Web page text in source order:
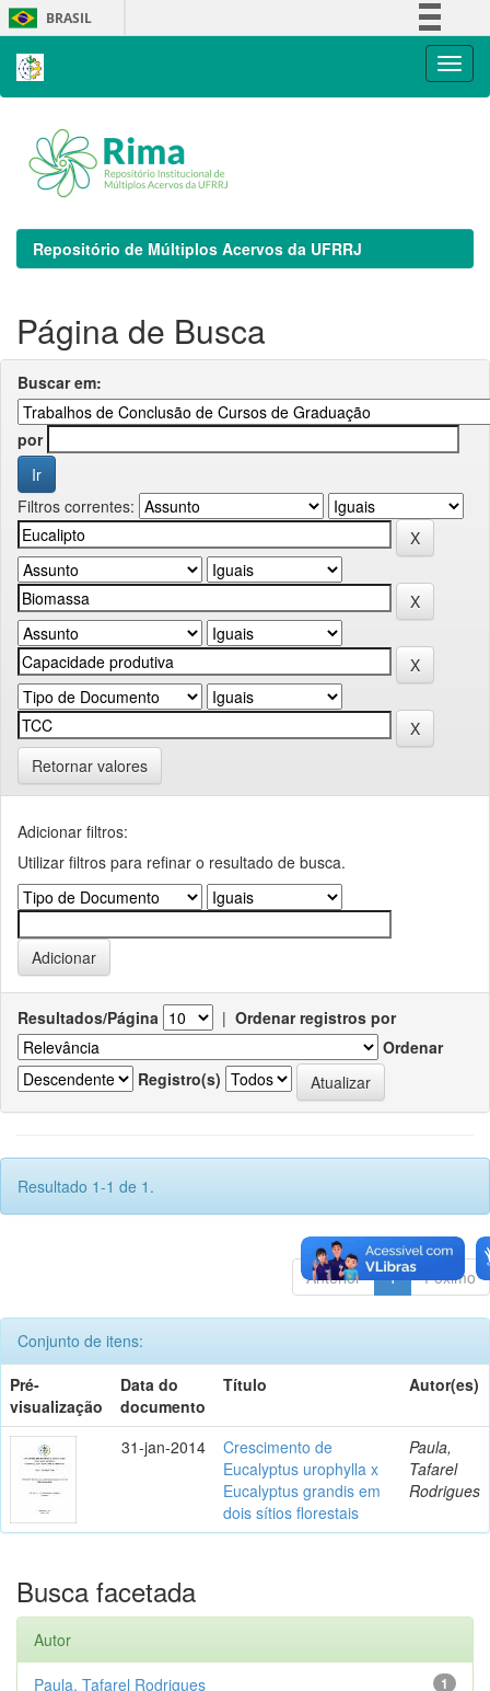
Skip
navigation
BRASIL
Repositório de Múltiplos Acervos da UFRRJ
Página de Busca
Buscar em:
por
Filtros correntes:
Retornar valores
Adicionar filtros:
Utilizar filtros para refinar o resultado de busca.
Resultados/Página | Ordenar registros por
Ordenar
Registro(s)
Resultado 1-1 de 1.
Anterior 1 Póximo
Conjunto de itens:
Pré-
visualização
Data do
documento
Título Autor(es)
31-jan-2014
Crescimento de
Eucalyptus urophylla x
Eucalyptus grandis em
dois sítios florestais
Paula,
Tafarel
Rodrigues
Busca facetada
Autor
1
Paula, Tafarel Rodrigues